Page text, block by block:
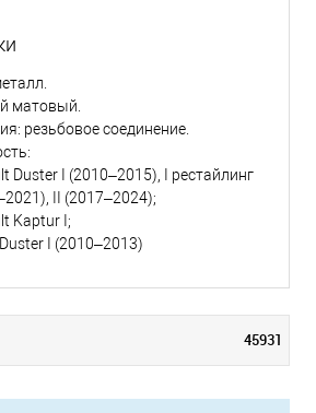
матовый.
резьбовое соединение.
Duster I (2010–2015), I рестайлинг
II (2017–2024);
Kaptur I;
I (2010–2013)
45931